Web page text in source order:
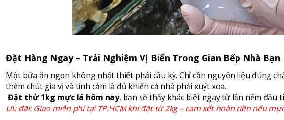
Đặt Hàng Ngay – Trải Nghiệm Vị Biển Trong Gian Bếp Nhà Bạn
Một bữa ăn ngon không nhất thiết phải cầu kỳ. Chỉ cần nguyên liệu đúng
thêm chút gia vị và tình cảm là đủ khiến cả nhà phải xuýt xoa.
Đặt thử 1kg mực lá hôm nay, bạn sẽ thấy khác biệt ngay từ lần nếm đầu
Ưu đãi: Giao miễn phí tại TP.HCM khi đặt từ 2kg – cam kết hoàn tiền nếu